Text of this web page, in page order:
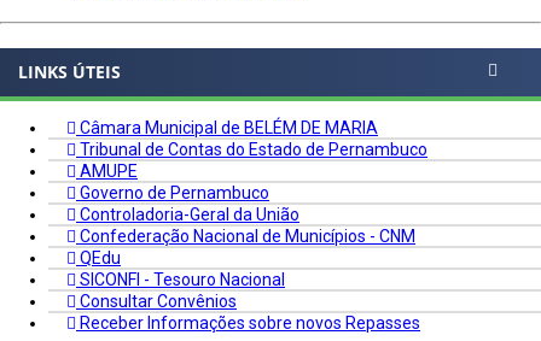
LINKS ÚTEIS
Câmara Municipal de BELÉM DE MARIA
Tribunal de Contas do Estado de Pernambuco
AMUPE
Governo de Pernambuco
Controladoria-Geral da União
Confederação Nacional de Municípios - CNM
QEdu
SICONFI - Tesouro Nacional
Consultar Convênios
Receber Informações sobre novos Repasses